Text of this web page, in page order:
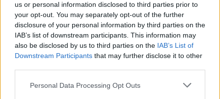
us or personal information disclosed to third parties prior to
your opt-out. You may separately opt-out of the further
disclosure of your personal information by third parties on the
IAB’s list of downstream participants. This information may
also be disclosed by us to third parties on the IAB’s List of
Downstream Participants that may further disclose it to other
Please note that this website/app uses one or more Google
Personal Data Processing Opt Outs
1992-ben vonult vissza, előtte megkapta a
Szovjetunió Hőse kitüntetést, valamint a
Lenin-rendet. Több nemzetközi
kitüntetésben részesült.
Anatolij Berezovoj "a kozmonauták legendás
nemzedékének tagja, kitartó és bátor ember,
kiváló szakember volt, aki sokat tett az